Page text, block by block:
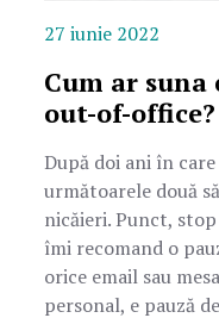
27 iunie 2022
Cum ar suna
out-of-office?
După doi ani în
următoarele două
nicăieri. Punct,
îmi recomand o
orice email sau
personal, e pauză